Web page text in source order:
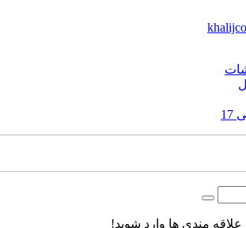
مندی ها وارد شوید!